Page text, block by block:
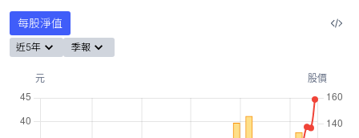
每股淨值
近5年 季報